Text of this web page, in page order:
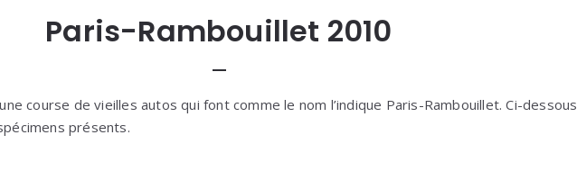
Paris-Rambouillet 2010
course de vieilles autos qui font comme le nom l’indique Paris-Rambouillet. Ci-dessous
présents.